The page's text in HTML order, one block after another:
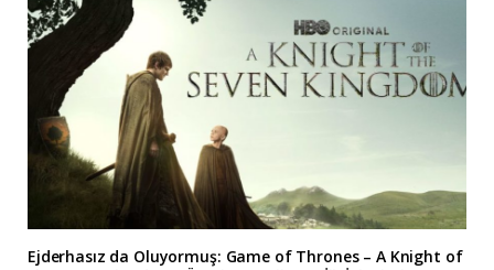
Ejderhasız da Oluyormuş: Game of Thrones – A Knight of